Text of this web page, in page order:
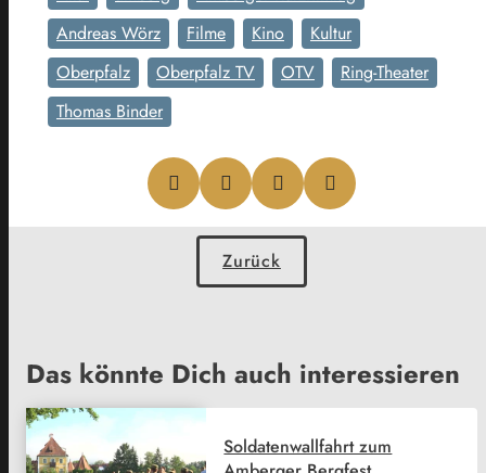
Andreas Wörz
Filme Kino
Kultur
Oberpfalz
Oberpfalz TV OTV
Ring-Theater
Thomas Binder
Zurück
Das könnte Dich auch interessieren
Soldatenwallfahrt zum